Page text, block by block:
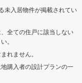
未入居物件が掲載されてい
全ての住戸に該当しない
。
れません。
購入者の設計プランの一